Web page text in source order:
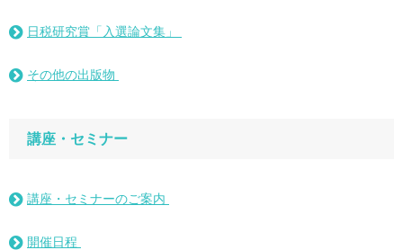
日税研究賞「入選論文集」
その他の出版物
講座・セミナー
講座・セミナーのご案内
開催日程